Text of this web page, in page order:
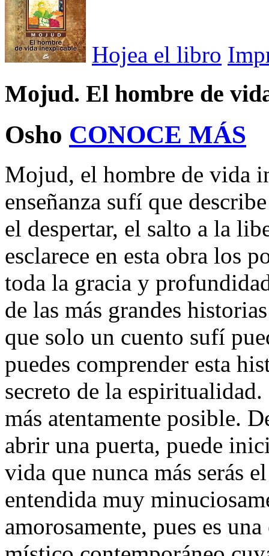
Hojea el libro
Mojud. El hombre de
Osho CONOCE MÁS
Mojud, el hombre de vida
enseñanza sufí que
el despertar, el salto a la
esclarece en esta obra los
toda la gracia y
de las más grandes
que solo un cuento sufí
puedes comprender esta
secreto de la
más atentamente posible.
abrir una puerta, puede
vida que nunca más serás
entendida muy
amorosamente, pues es